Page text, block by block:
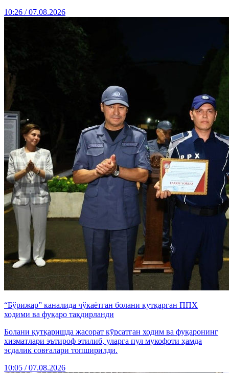
10:26 / 07.08.2026
“Бўрижар” каналида чўкаётган болани қутқарган ППХ
ходими ва фуқаро тақдирланди
Болани қутқаришда жасорат кўрсатган ходим ва фуқаронинг
хизматлари эътироф этилиб, уларга пул мукофоти ҳамда
эсдалик совғалари топширилди.
10:05 / 07.08.2026